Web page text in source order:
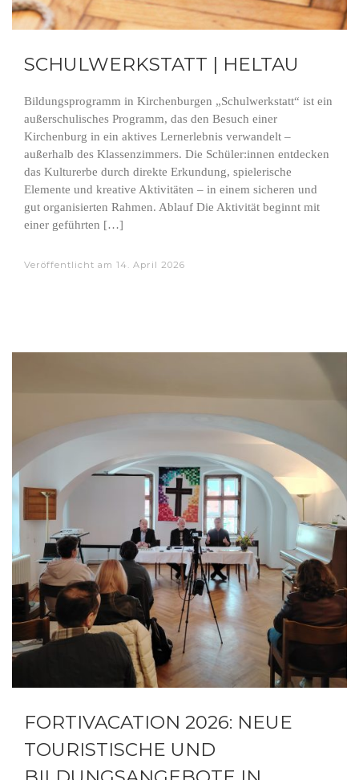
SCHULWERKSTATT | HELTAU
Bildungsprogramm in Kirchenburgen „Schulwerkstatt“ ist ein
außerschulisches Programm, das den Besuch einer
Kirchenburg in ein aktives Lernerlebnis verwandelt –
außerhalb des Klassenzimmers. Die Schüler:innen entdecken
das Kulturerbe durch direkte Erkundung, spielerische
Elemente und kreative Aktivitäten – in einem sicheren und
gut organisierten Rahmen. Ablauf Die Aktivität beginnt mit
einer geführten […]
Veröffentlicht am 14. April 2026
FORTIVACATION 2026: NEUE
TOURISTISCHE UND